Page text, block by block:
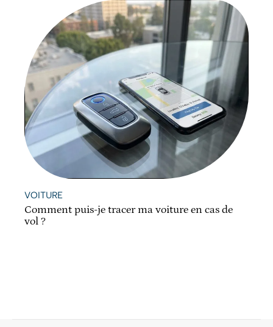
VOITURE
Comment puis-je tracer ma voiture en cas de
vol ?